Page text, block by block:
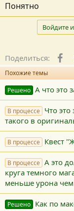
Понятно
Войдите
Поделиться:
Похожие темы
Решено А что это
В процессе Что
такого в
В процессе Квест
В процессе А это
круга темного
меньше урона чем
Решено Как по